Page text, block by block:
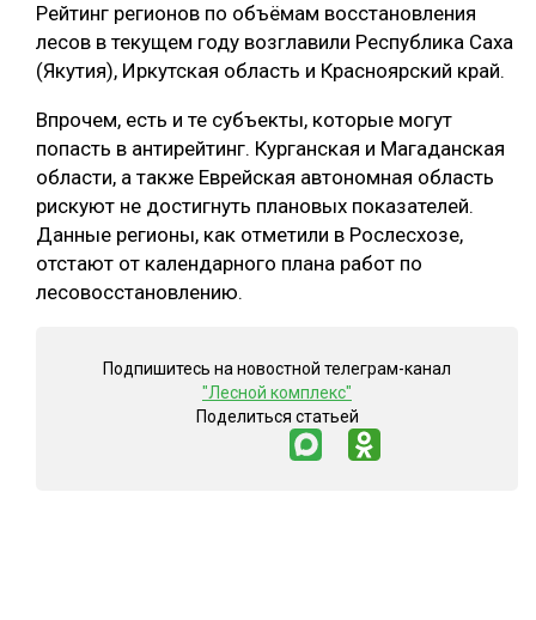
Рейтинг регионов по объёмам восстановления
лесов в текущем году возглавили Республика Саха
(Якутия), Иркутская область и Красноярский край.
Впрочем, есть и те субъекты, которые могут
попасть в антирейтинг. Курганская и Магаданская
области, а также Еврейская автономная область
рискуют не достигнуть плановых показателей.
Данные регионы, как отметили в Рослесхозе,
отстают от календарного плана работ по
лесовосстановлению.
Подпишитесь на новостной телеграм-канал
"Лесной комплекс"
Поделиться статьей